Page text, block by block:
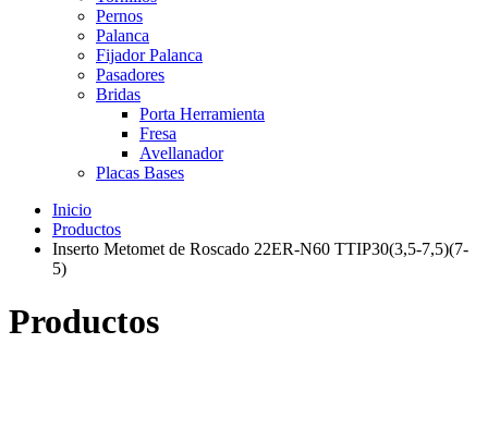
Pernos
Palanca
Fijador Palanca
Pasadores
Bridas
Porta Herramienta
Fresa
Avellanador
Placas Bases
Inicio
Productos
Inserto Metomet de Roscado 22ER-N60 TTIP30(3,5-7,5)(7-
5)
Productos